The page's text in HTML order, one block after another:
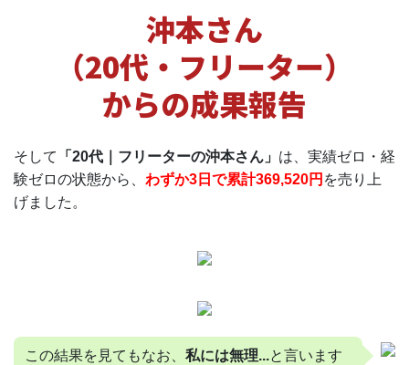
沖本さん
（20代・フリーター）
からの成果報告
そして 「20代｜フリーターの沖本さん」 は、実績ゼロ・経
験ゼロの状態から、 わずか3日で累計369,520円 を売り上
げました。
この結果を見てもなお、 私には無理...と言います